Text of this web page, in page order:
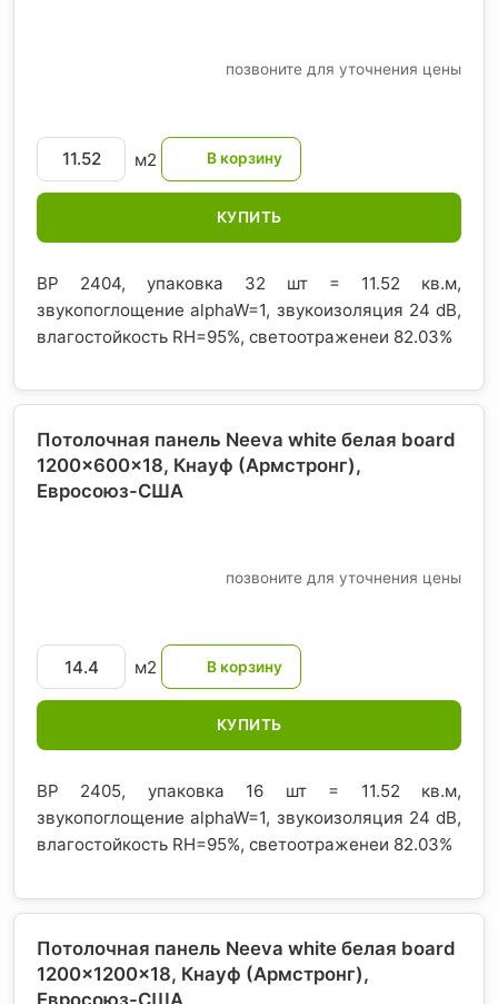
позвоните для уточнения цены
м2
КУПИТЬ
BP 2404, упаковка 32 шт = 11.52 кв.м,
звукопоглощение alphaW=1, звукоизоляция 24 dB,
влагостойкость RH=95%, светоотраженеи 82.03%
Потолочная панель Neeva white белая board
1200x600x18, Кнауф (Армстронг),
Евросоюз-США
позвоните для уточнения цены
м2
КУПИТЬ
BP 2405, упаковка 16 шт = 11.52 кв.м,
звукопоглощение alphaW=1, звукоизоляция 24 dB,
влагостойкость RH=95%, светоотраженеи 82.03%
Потолочная панель Neeva white белая board
1200x1200x18, Кнауф (Армстронг),
Евросоюз-США